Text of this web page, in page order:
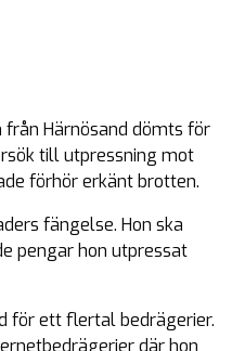
från Härnösand dömts för
till utpressning mot
förhör erkänt brotten.
fängelse. Hon ska
pengar hon utpressat
för ett flertal bedrägerier.
där hon